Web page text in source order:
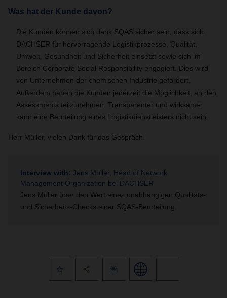
Was hat der Kunde davon?
Die Kunden können sich dank SQAS sicher sein, dass sich
DACHSER für hervorragende Logistikprozesse, Qualität,
Umwelt, Gesundheit und Sicherheit einsetzt sowie sich im
Bereich Corporate Social Responsibility engagiert. Dies wird
von Unternehmen der chemischen Industrie gefordert.
Außerdem haben die Kunden jederzeit die Möglichkeit, an den
Assessments teilzunehmen. Transparenter und wirksamer
kann eine Beurteilung eines Logistikdienstleisters nicht sein.
Herr Müller, vielen Dank für das Gespräch.
Interview with: Jens Müller, Head of Network
Management Organization bei DACHSER
Jens Müller über den Wert eines unabhängigen Qualitäts-
und Sicherheits-Checks einer SQAS-Beurteilung.